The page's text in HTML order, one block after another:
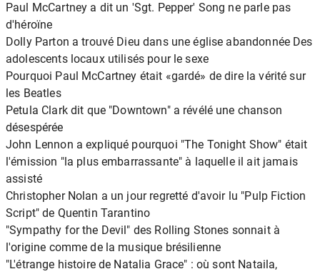
Paul McCartney a dit un 'Sgt. Pepper' Song ne parle pas
d'héroïne
Dolly Parton a trouvé Dieu dans une église abandonnée Des
adolescents locaux utilisés pour le sexe
Pourquoi Paul McCartney était «gardé» de dire la vérité sur
les Beatles
Petula Clark dit que "Downtown" a révélé une chanson
désespérée
John Lennon a expliqué pourquoi "The Tonight Show" était
l'émission "la plus embarrassante" à laquelle il ait jamais
assisté
Christopher Nolan a un jour regretté d'avoir lu "Pulp Fiction
Script" de Quentin Tarantino
"Sympathy for the Devil" des Rolling Stones sonnait à
l'origine comme de la musique brésilienne
"L'étrange histoire de Natalia Grace" : où sont Nataila,